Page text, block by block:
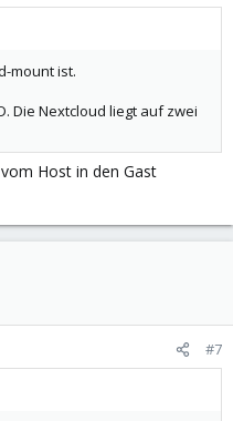
mount ist.
Die Nextcloud liegt auf zwei
Host in den Gast
#7